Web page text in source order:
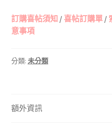
訂購喜帖須知 / 喜帖訂購單/
意事項
分類: 未分類
額外資訊